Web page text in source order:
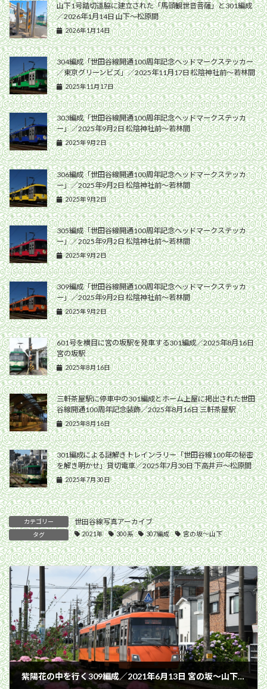
山下1号踏切道脇に建立された「馬頭観世音菩薩」と301編成
／2026年1月14日 山下〜松原間
2026年1月14日
304編成「世田谷線開通100周年記念ヘッドマークステッカー
／東京グリーンビズ」／2025年11月17日 松陰神社前〜若林間
2025年11月17日
303編成「世田谷線開通100周年記念ヘッドマークステッカ
ー」／2025年9月2日 松陰神社前〜若林間
2025年9月2日
306編成「世田谷線開通100周年記念ヘッドマークステッカ
ー」／2025年9月2日 松陰神社前〜若林間
2025年9月2日
305編成「世田谷線開通100周年記念ヘッドマークステッカ
ー」／2025年9月2日 松陰神社前〜若林間
2025年9月2日
309編成「世田谷線開通100周年記念ヘッドマークステッカ
ー」／2025年9月2日 松陰神社前〜若林間
2025年9月2日
601号を横目に宮の坂駅を発車する301編成／2025年8月16日
宮の坂駅
2025年8月16日
三軒茶屋駅に停車中の301編成とホーム上屋に掲出された世田
谷線開通100周年記念装飾／2025年8月16日 三軒茶屋駅
2025年8月16日
301編成による謎解きトレインラリー「世田谷線100年の秘密
を解き明かせ」貸切電車／2025年7月30日 下高井戸〜松原間
2025年7月30日
カテゴリー 世田谷線写真アーカイブ
タグ 2021年 300系 307編成 宮の坂〜山下
紫陽花の中を行く309編成／2021年6月13日 宮の坂〜山下間